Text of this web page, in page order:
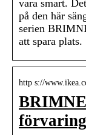
vara smart.
på den här
serien
att spara plats.
http s://